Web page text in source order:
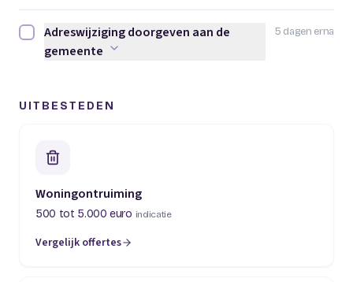
5 dagen erna
Adreswijziging doorgeven aan de gemeente afvinken
Adreswijziging doorgeven aan de
gemeente
UITBESTEDEN
Woningontruiming
500 tot 5.000 euro indicatie
Vergelijk offertes
(opent in een nieuw tabblad)